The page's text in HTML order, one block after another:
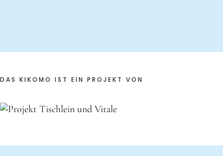
DAS KIKOMO IST EIN PROJEKT VON